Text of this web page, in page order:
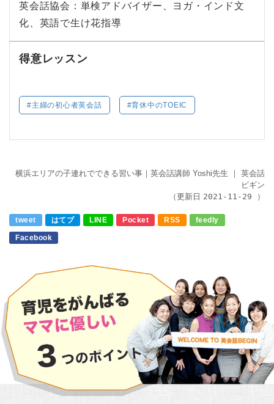
英会話協会：単検アドバイザー、ヨガ・インド文
化、英語で生け花指導
得意レッスン
主婦の初心者英会話 育休中のTOEIC
横浜エリアの子連れでできる習い事｜英会話講師 Yoshi先生 ｜ 英会話
ビギン
（更新日 2021-11-29 ）
tweet はてブ LINE Pocket RSS feedly
Facebook